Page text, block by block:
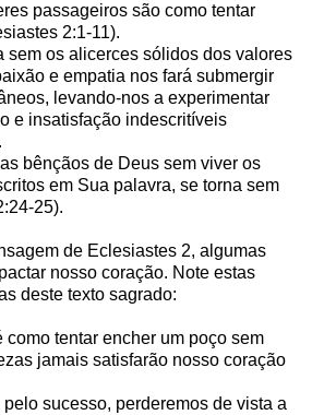
passageiros são como tentar
2:1-11).
sem os alicerces sólidos dos valores
e empatia nos fará submergir
levando-nos a experimentar
e insatisfação indescritíveis
bênçãos de Deus sem viver os
em Sua palavra, se torna sem
25).
de Eclesiastes 2, algumas
nosso coração. Note estas
deste texto sagrado:
como tentar encher um poço sem
jamais satisfarão nosso coração
sucesso, perderemos de vista a